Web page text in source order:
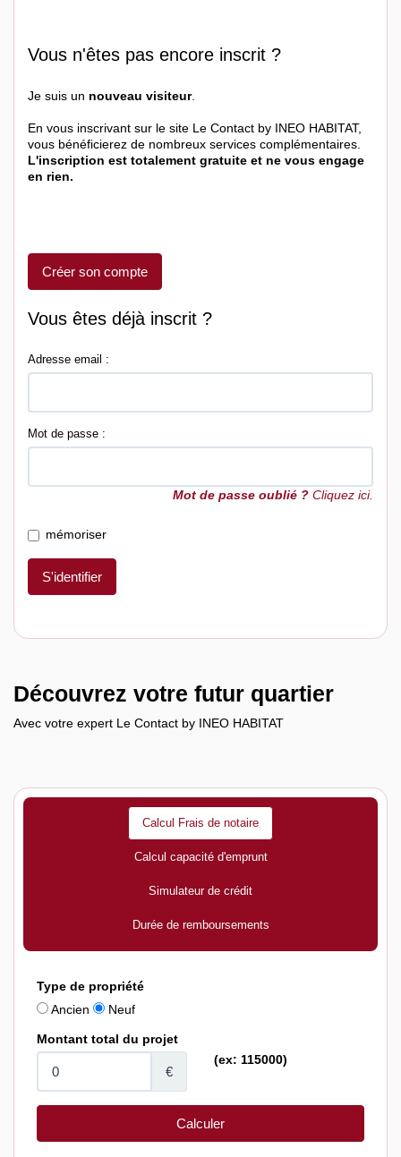
Vous n'êtes pas encore inscrit ?
Je suis un nouveau visiteur.
En vous inscrivant sur le site Le Contact by INEO HABITAT,
vous bénéficierez de nombreux services complémentaires.
L'inscription est totalement gratuite et ne vous engage
en rien.
Créer son compte
Vous êtes déjà inscrit ?
Adresse email :
Mot de passe :
Mot de passe oublié ? Cliquez ici.
mémoriser
S'identifier
Découvrez votre futur quartier
Avec votre expert Le Contact by INEO HABITAT
Calcul Frais de notaire
Calcul capacité d'emprunt
Simulateur de crédit
Durée de remboursements